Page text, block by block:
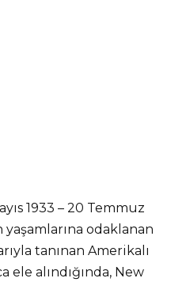
1933 – 20 Temmuz
odaklanan
tanınan Amerikalı
ele alındığında, New